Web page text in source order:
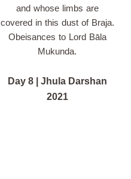
and whose limbs are
covered in this dust of Braja.
Obeisances to Lord Bāla
Mukunda.
Day 8 | Jhula Darshan
2021